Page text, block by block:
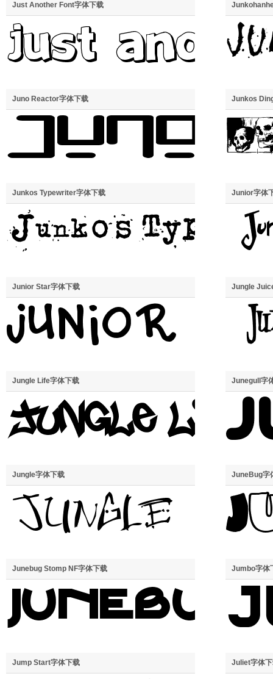
Just Another Font字体下载
Juno Reactor字体下载 Junkos
Junkos Typewriter字体下载 Junior字体
Junior Star字体下载 Jungle
Jungle Life字体下载 Junegull字
Jungle字体下载 JuneBug字
Junebug Stomp NF字体下载 Jumbo字体
Jump Start字体下载 Juliet字体